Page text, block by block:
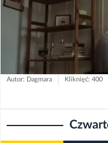
Autor: Dagmara Kliknięć: 400